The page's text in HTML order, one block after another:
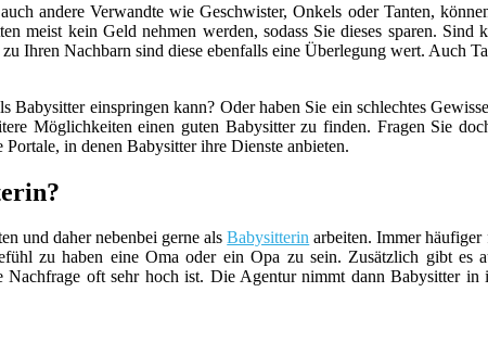
andere Verwandte wie Geschwister, Onkels oder Tanten,
meist kein Geld nehmen werden, sodass Sie dieses sparen. Sind
Ihren Nachbarn sind diese ebenfalls eine Überlegung wert. Auch
einspringen kann? Oder haben Sie ein schlechtes
Möglichkeiten einen guten Babysitter zu finden. Fragen Sie
in denen Babysitter ihre Dienste anbieten.
und daher nebenbei gerne alsBabysitterin arbeiten. Immer häufiger
zu haben eine Oma oder ein Opa zu sein. Zusätzlich gibt es
oft sehr hoch ist. Die Agentur nimmt dann Babysitter